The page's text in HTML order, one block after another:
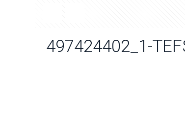
497424402_1-